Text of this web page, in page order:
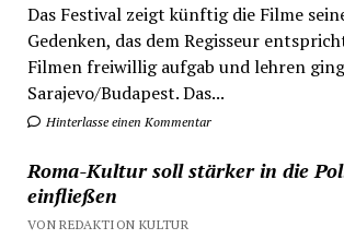
Das Festival zeigt künftig die Filme
Gedenken, das dem Regisseur
Filmen freiwillig aufgab und lehren ging
Sarajevo/Budapest. Das...
Hinterlasse einen Kommentar
Roma-Kultur soll stärker in die
einfließen
VON REDAKTION KULTUR